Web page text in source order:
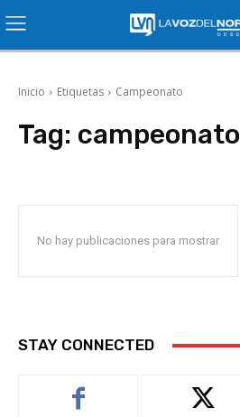
Inicio Etiquetas Campeonato
Tag: campeonato
No hay publicaciones para mostrar
STAY CONNECTED